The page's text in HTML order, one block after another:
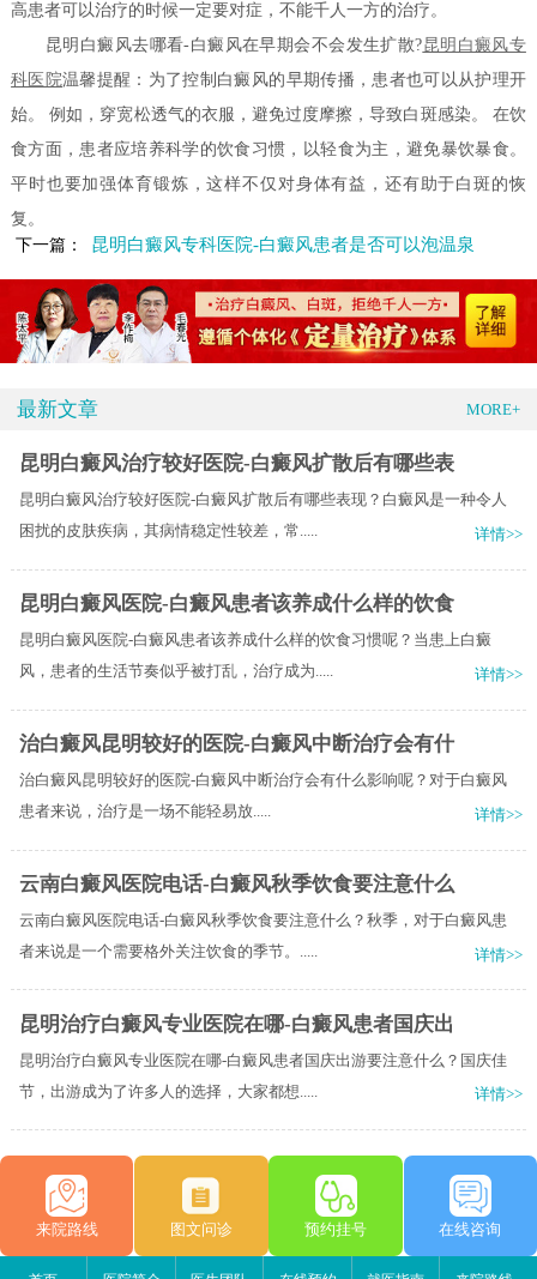
高患者可以治疗的时候一定要对症，不能千人一方的治疗。
昆明白癜风去哪看-白癜风在早期会不会发生扩散?昆明白癜风专
科医院温馨提醒：为了控制白癜风的早期传播，患者也可以从护理开
始。 例如，穿宽松透气的衣服，避免过度摩擦，导致白斑感染。 在饮
食方面，患者应培养科学的饮食习惯，以轻食为主，避免暴饮暴食。
平时也要加强体育锻炼，这样不仅对身体有益，还有助于白斑的恢
复。
下一篇：
昆明白癜风专科医院-白癜风患者是否可以泡温泉
最新文章 MORE+
昆明白癜风治疗较好医院-白癜风扩散后有哪些表
昆明白癜风治疗较好医院-白癜风扩散后有哪些表现？白癜风是一种令人
困扰的皮肤疾病，其病情稳定性较差，常.....
详情>>
昆明白癜风医院-白癜风患者该养成什么样的饮食
昆明白癜风医院-白癜风患者该养成什么样的饮食习惯呢？当患上白癜
风，患者的生活节奏似乎被打乱，治疗成为.....
详情>>
治白癜风昆明较好的医院-白癜风中断治疗会有什
治白癜风昆明较好的医院-白癜风中断治疗会有什么影响呢？​对于白癜风
患者来说，治疗是一场不能轻易放.....
详情>>
云南白癜风医院电话-白癜风秋季饮食要注意什么
云南白癜风医院电话-白癜风秋季饮食要注意什么？秋季，对于白癜风患
者来说是一个需要格外关注饮食的季节。.....
详情>>
昆明治疗白癜风专业医院在哪-白癜风患者国庆出
昆明治疗白癜风专业医院在哪-白癜风患者国庆出游要注意什么？国庆佳
节，出游成为了许多人的选择，大家都想.....
详情>>
来院路线 图文问诊 预约挂号 在线咨询